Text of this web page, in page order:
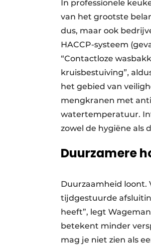
In professionele
van het grootste
dus, maar ook
HACCP-systeem
“Contactloze
kruisbestuiving”,
het gebied van
mengkranen met
watertemperatuur.
zowel de hygiëne als
Duurzamere
Duurzaamheid loont.
tijdgestuurde
heeft”, legt
betekent minder
mag je niet zien als